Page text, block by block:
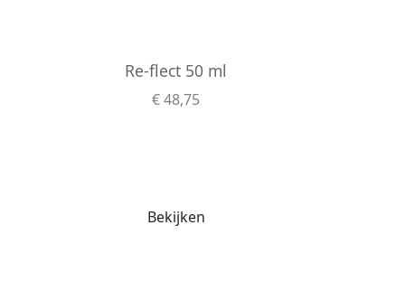
Re-flect 50 ml
€ 48,75
Bekijken